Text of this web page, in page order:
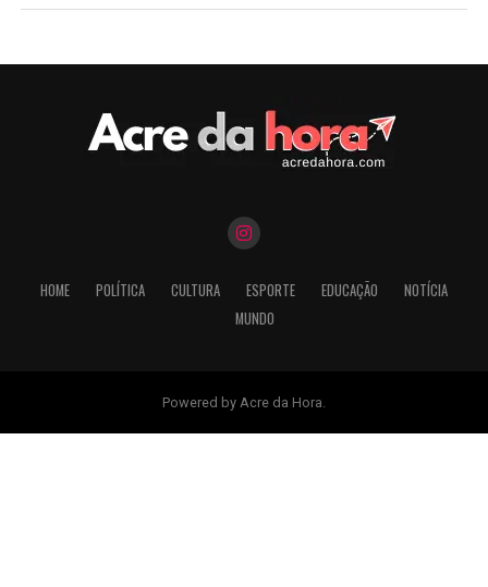
HOME POLÍTICA CULTURA ESPORTE EDUCAÇÃO
NOTÍCIA
MUNDO
Powered by Acre da Hora.